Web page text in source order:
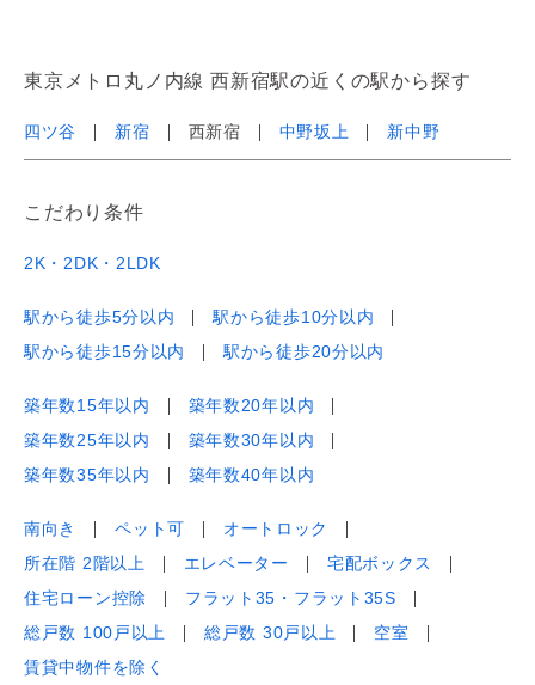
東京メトロ丸ノ内線 西新宿駅の近くの駅から探す
四ツ谷 新宿 西新宿 中野坂上 新中野
こだわり条件
2K・2DK・2LDK
駅から徒歩5分以内
駅から徒歩10分以内
駅から徒歩15分以内
駅から徒歩20分以内
築年数15年以内
築年数20年以内
築年数25年以内
築年数30年以内
築年数35年以内
築年数40年以内
南向き ペット可
オートロック
所在階 2階以上
エレベーター
宅配ボックス
住宅ローン控除
フラット35・フラット35S
総戸数 100戸以上
総戸数 30戸以上
空室
賃貸中物件を除く